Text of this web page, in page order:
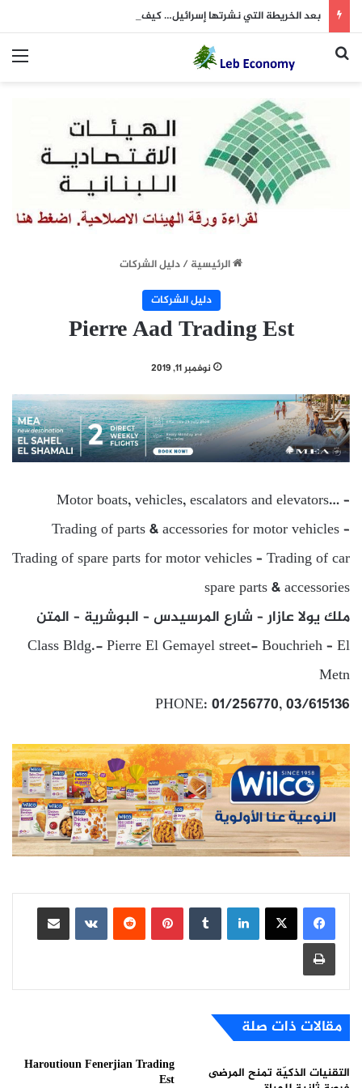
بعد الخريطة التي نشرتها إسرائيل… كيف علّق “الحزب”؟
بحث عن
الرئيسية/دليل الشركات
دليل الشركات
Pierre Aad Trading Est
نوفمبر 11, 2019
Motor boats, vehicles, escalators and elevators… –
Trading of parts & accessories for motor vehicles –
Trading of spare parts for motor vehicles – Trading of car
spare parts & accessories
ملك يولا عازار – شارع المرسيدس – البوشرية – المتن
Class Bldg.- Pierre El Gemayel street- Bouchrieh – El
Metn
PHONE: 01/256770, 03/615136
لينكدإن بينتيريست
مشاركة عبر البريد
طباعة
مقالات ذات صلة
التقنيات الذكيّة تمنح المرضى
Haroutioun Fenerjian Trading
Est